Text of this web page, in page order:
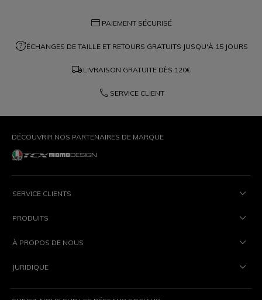
credit_card PAIEMENT SÉCURISÉ
question_exchangeÉCHANGES DE TAILLE ET RETOURS GRATUITS JUSQU'À 15 JOURS
local_shipping LIVRAISON GRATUITE DÈS 120€
phone SERVICE CLIENT
DÉCOUVRIR NOS PARTENAIRES DE MARQUE
SERVICE CLIENTS
PRODUITS
À PROPOS DE NOUS
JURIDIQUE